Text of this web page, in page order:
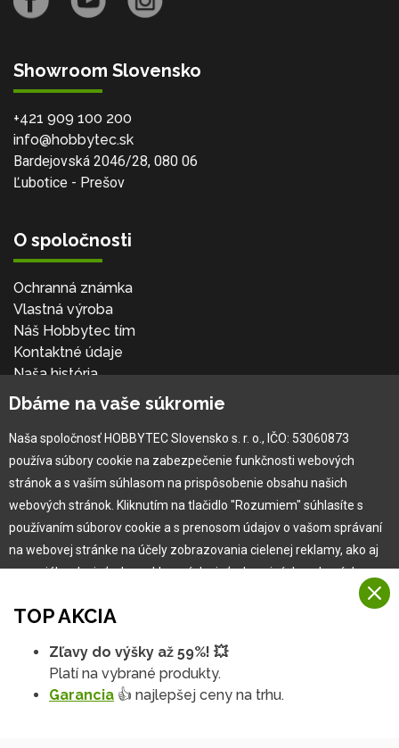
Showroom Slovensko
+421 909 100 200
info@hobbytec.sk
Bardejovská 2046/28, 080 06
Ľubotice - Prešov
O spoločnosti
Ochranná známka
Vlastná výroba
Náš Hobbytec tím
Kontaktné údaje
Naša história
Kariéra
Pre zákazníka
Garancia najlepšej ceny
Užívateľský manuál
Obchodné podmienky
Zákazník & partner
Novinky
TOP AKCIA
Zľavy do výšky až 59%! 💥
Platí na vybrané produkty.
Garancia 👍 najlepšej ceny na trhu.
Dbáme na vaše súkromie
Naša spoločnosť HOBBYTEC Slovensko s. r. o., IČO: 53060873
používa súbory cookie na zabezpečenie funkčnosti webových
stránok a s vaším súhlasom na prispôsobenie obsahu našich
webových stránok. Kliknutím na tlačidlo "Rozumiem" súhlasíte s
používaním súborov cookie a s prenosom údajov o vašom správaní
na webovej stránke na účely zobrazovania cielenej reklamy, ako aj
na sociálnych sieťach a reklamných sieťach na iných webových
Viac informácií
Na našich webových stránkach používame niekoľko kategórií
Rozumiem